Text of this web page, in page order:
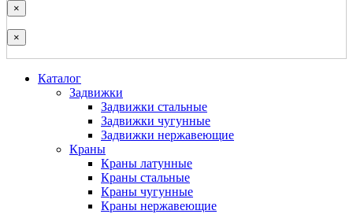
×
×
Каталог
Задвижки
Задвижки стальные
Задвижки чугунные
Задвижки нержавеющие
Краны
Краны латунные
Краны стальные
Краны чугунные
Краны нержавеющие